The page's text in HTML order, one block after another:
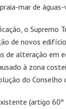
mar de águas-
o Supremo
de novos
de alteração em
à zona
do Conselho
(artigo 60º